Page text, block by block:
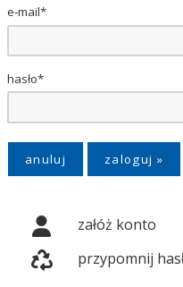
e-mail*
hasło*
anuluj
załóż konto
przypomnij